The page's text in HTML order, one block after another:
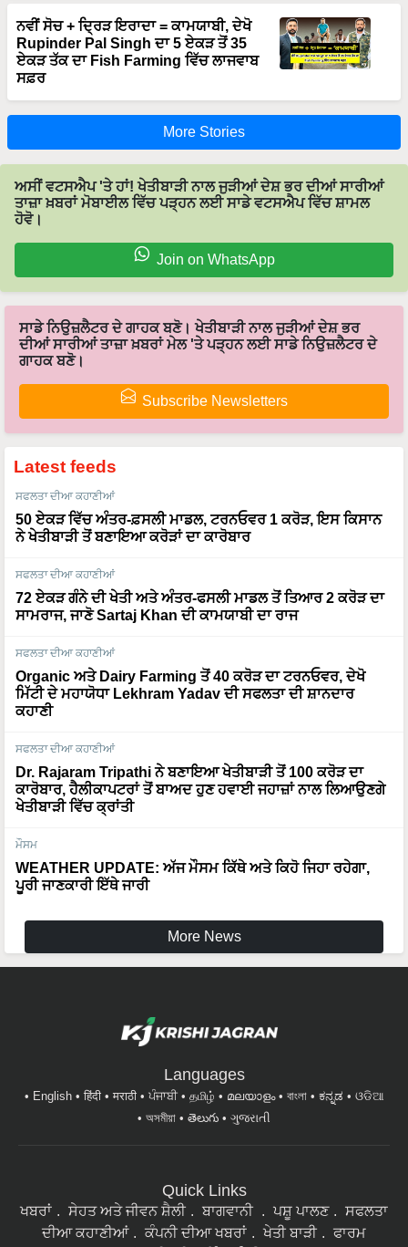
ਨਵੀਂ ਸੋਚ + ਦ੍ਰਿੜ ਇਰਾਦਾ = ਕਾਮਯਾਬੀ, ਦੇਖੋ
Rupinder Pal Singh ਦਾ 5 ਏਕੜ ਤੋਂ 35
ਏਕੜ ਤੱਕ ਦਾ Fish Farming ਵਿੱਚ ਲਾਜਵਾਬ
ਸਫ਼ਰ
More Stories
ਅਸੀਂ ਵਟਸਐਪ 'ਤੇ ਹਾਂ! ਖੇਤੀਬਾੜੀ ਨਾਲ ਜੁੜੀਆਂ ਦੇਸ਼ ਭਰ ਦੀਆਂ ਸਾਰੀਆਂ
ਤਾਜ਼ਾ ਖ਼ਬਰਾਂ ਮੋਬਾਈਲ ਵਿੱਚ ਪੜ੍ਹਨ ਲਈ ਸਾਡੇ ਵਟਸਐਪ ਵਿੱਚ ਸ਼ਾਮਲ
ਹੋਵੋ।
Join on WhatsApp
ਸਾਡੇ ਨਿਉਜ਼ਲੈਟਰ ਦੇ ਗਾਹਕ ਬਣੋ। ਖੇਤੀਬਾੜੀ ਨਾਲ ਜੁੜੀਆਂ ਦੇਸ਼ ਭਰ
ਦੀਆਂ ਸਾਰੀਆਂ ਤਾਜ਼ਾ ਖ਼ਬਰਾਂ ਮੇਲ 'ਤੇ ਪੜ੍ਹਨ ਲਈ ਸਾਡੇ ਨਿਉਜ਼ਲੈਟਰ ਦੇ
ਗਾਹਕ ਬਣੋ।
Subscribe Newsletters
Latest feeds
ਸਫਲਤਾ ਦੀਆ ਕਹਾਣੀਆਂ
50 ਏਕੜ ਵਿੱਚ ਅੰਤਰ-ਫ਼ਸਲੀ ਮਾਡਲ, ਟਰਨਓਵਰ 1 ਕਰੋੜ, ਇਸ ਕਿਸਾਨ
ਨੇ ਖੇਤੀਬਾੜੀ ਤੋਂ ਬਣਾਇਆ ਕਰੋੜਾਂ ਦਾ ਕਾਰੋਬਾਰ
ਸਫਲਤਾ ਦੀਆ ਕਹਾਣੀਆਂ
72 ਏਕੜ ਗੰਨੇ ਦੀ ਖੇਤੀ ਅਤੇ ਅੰਤਰ-ਫਸਲੀ ਮਾਡਲ ਤੋਂ ਤਿਆਰ 2 ਕਰੋੜ ਦਾ
ਸਾਮਰਾਜ, ਜਾਣੋ Sartaj Khan ਦੀ ਕਾਮਯਾਬੀ ਦਾ ਰਾਜ
ਸਫਲਤਾ ਦੀਆ ਕਹਾਣੀਆਂ
Organic ਅਤੇ Dairy Farming ਤੋਂ 40 ਕਰੋੜ ਦਾ ਟਰਨਓਵਰ, ਦੇਖੋ
ਮਿੱਟੀ ਦੇ ਮਹਾਯੋਧਾ Lekhram Yadav ਦੀ ਸਫਲਤਾ ਦੀ ਸ਼ਾਨਦਾਰ
ਕਹਾਣੀ
ਸਫਲਤਾ ਦੀਆ ਕਹਾਣੀਆਂ
Dr. Rajaram Tripathi ਨੇ ਬਣਾਇਆ ਖੇਤੀਬਾੜੀ ਤੋਂ 100 ਕਰੋੜ ਦਾ
ਕਾਰੋਬਾਰ, ਹੈਲੀਕਾਪਟਰਾਂ ਤੋਂ ਬਾਅਦ ਹੁਣ ਹਵਾਈ ਜਹਾਜ਼ਾਂ ਨਾਲ ਲਿਆਉਣਗੇ
ਖੇਤੀਬਾੜੀ ਵਿੱਚ ਕ੍ਰਾਂਤੀ
ਮੌਸਮ
WEATHER UPDATE: ਅੱਜ ਮੌਸਮ ਕਿੱਥੇ ਅਤੇ ਕਿਹੋ ਜਿਹਾ ਰਹੇਗਾ,
ਪੂਰੀ ਜਾਣਕਾਰੀ ਇੱਥੇ ਜਾਰੀ
More News
Languages
English हिंदी मराठी ਪੰਜਾਬੀ தமிழ் മലയാളം বাংলা ಕನ್ನಡ
ଓଡିଆ
অসমীয়া
తెలుగు ગુજરાતી
Quick Links
ਖਬਰਾਂ ਸੇਹਤ ਅਤੇ ਜੀਵਨ ਸ਼ੈਲੀ ਬਾਗਵਾਨੀ ਪਸ਼ੂ ਪਾਲਣ
ਸਫਲਤਾ
ਦੀਆ ਕਹਾਣੀਆਂ
ਕੰਪਨੀ ਦੀਆ ਖਬਰਾਂ ਖੇਤੀ ਬਾੜੀ ਫਾਰਮ